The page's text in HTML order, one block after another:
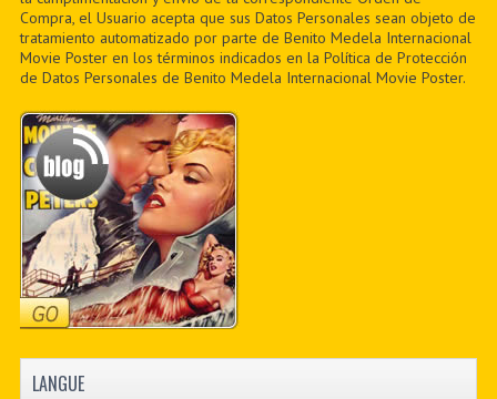
Compra, el Usuario acepta que sus Datos Personales sean objeto de
tratamiento automatizado por parte de Benito Medela Internacional
Movie Poster en los términos indicados en la Política de Protección
de Datos Personales de Benito Medela Internacional Movie Poster.
LANGUE